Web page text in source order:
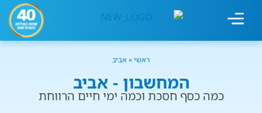
ראשי» אביב
המחשבון - אביב
כמה כסף חסכת וכמה ימי חיים הרווחת